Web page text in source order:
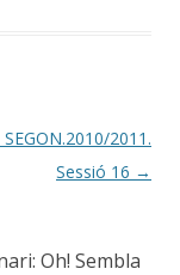
2011.
Sessió 16 →
Oh! Sembla